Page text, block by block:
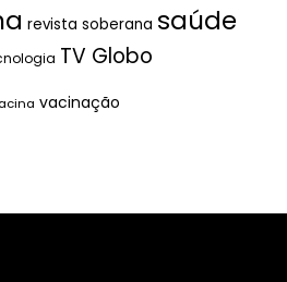
revista soberana saúde
TV Globo
vacinação